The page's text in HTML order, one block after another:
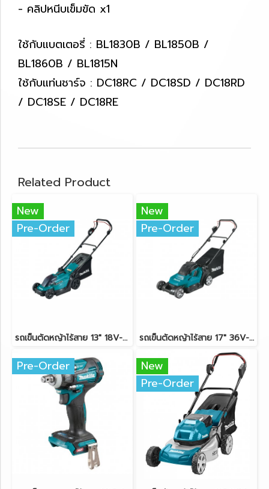
- คลิปหนีบเข็มขัด x1
ใช้กับแบตเตอรี่ : BL1830B / BL1850B /
BL1860B / BL1815N
ใช้กับแท่นชาร์จ : DC18RC / DC18SD / DC18RD
/ DC18SE / DC18RE
Related Product
New
Pre-Order
รถเข็นตัดหญ้าไร้สาย 13" 18V-LXT MAKITA DLM330Z ตัวเครื่องเปล่า
New
Pre-Order
รถเข็นตัดหญ้าไร้สาย 17" 36V-LXT (18Vx2) MAKITA DLM432Z ตัวเครื่องเปล่า
Pre-Order
New
Pre-Order